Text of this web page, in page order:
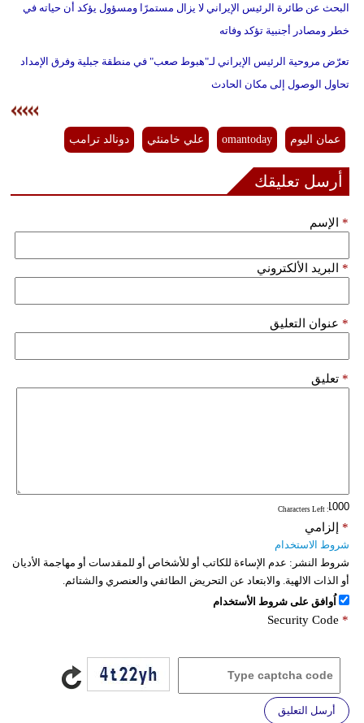
البحث عن طائرة الرئيس الإيراني لا يزال مستمرًا ومسؤول يؤكد أن حياته في
خطر ومصادر أجنبية تؤكد وفاته
تعرّض مروحية الرئيس الإيراني لـ"هبوط صعب" في منطقة جبلية وفرق الإمداد
تحاول الوصول إلى مكان الحادث
عمان اليوم omantoday علي خامنئي دونالد ترامب
أرسل تعليقك
الإسم *
البريد الألكتروني *
عنوان التعليق *
تعليق *
: Characters Left
إلزامي *
شروط الاستخدام
شروط النشر: عدم الإساءة للكاتب أو للأشخاص أو للمقدسات أو مهاجمة الأديان
أو الذات الالهية. والابتعاد عن التحريض الطائفي والعنصري والشتائم.
اُوافق على شروط الأستخدام
Security Code *
أرسل التعليق